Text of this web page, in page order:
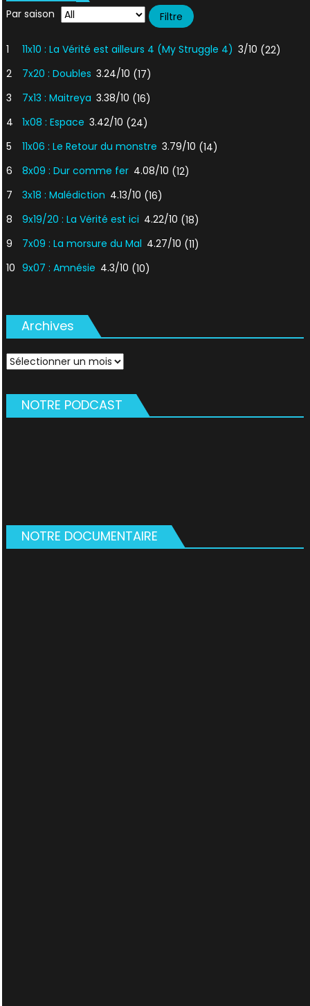
Par saison
1 11x10 : La Vérité est ailleurs 4 (My Struggle 4) 3/10 (22)
2
7x20 : Doubles 3.24/10 (17)
3
7x13 : Maitreya 3.38/10 (16)
4
1x08 : Espace 3.42/10 (24)
5
11x06 : Le Retour du monstre 3.79/10 (14)
6
8x09 : Dur comme fer 4.08/10 (12)
7
3x18 : Malédiction 4.13/10 (16)
8
9x19/20 : La Vérité est ici 4.22/10 (18)
9
7x09 : La morsure du Mal 4.27/10 (11)
10 9x07 : Amnésie 4.3/10 (10)
Archives
Archives
NOTRE PODCAST
NOTRE DOCUMENTAIRE